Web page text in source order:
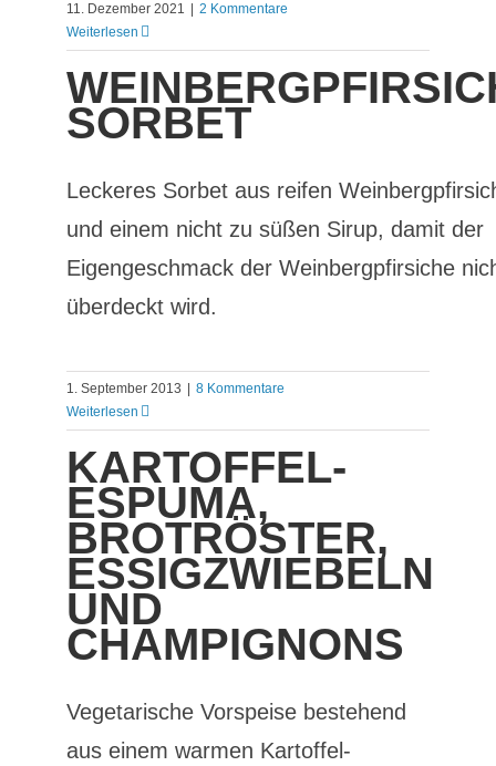
11. Dezember 2021
2 Kommentare
Weiterlesen
SORBET
Leckeres Sorbet aus reifen
und einem nicht zu süßen Sirup, damit der
Eigengeschmack der Weinbergpfirsiche
überdeckt wird.
1. September 2013
8 Kommentare
Weiterlesen
KARTOFFEL-
ESPUMA,
BROTRÖSTER,
ESSIGZWIEBELN
UND
CHAMPIGNONS
Vegetarische Vorspeise bestehend
aus einem warmen Kartoffel-